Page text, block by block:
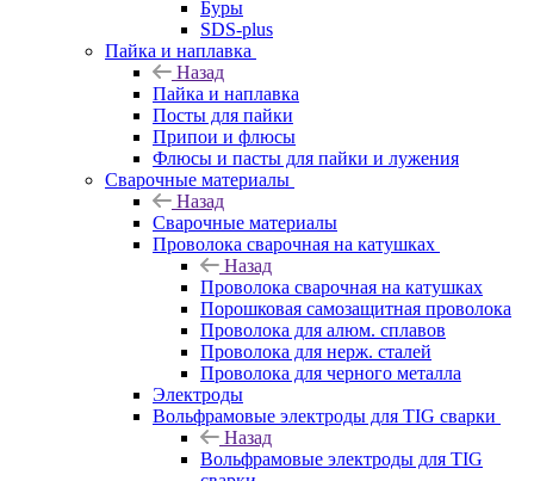
Буры
SDS-plus
Пайка и наплавка
Назад
Пайка и наплавка
Посты для пайки
Припои и флюсы
Флюсы и пасты для пайки и лужения
Сварочные материалы
Назад
Сварочные материалы
Проволока сварочная на катушках
Назад
Проволока сварочная на катушках
Порошковая самозащитная проволока
Проволока для алюм. сплавов
Проволока для нерж. сталей
Проволока для черного металла
Электроды
Вольфрамовые электроды для TIG сварки
Назад
Вольфрамовые электроды для TIG